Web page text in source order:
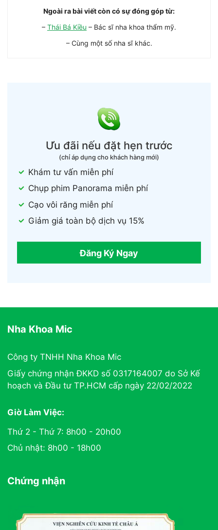
Ngoài ra bài viết còn có sự đóng góp từ:
– Thái Bá Kiều – Bác sĩ nha khoa thẩm mỹ.
– Cùng một số nha sĩ khác.
Ưu đãi nếu đặt hẹn trước
(chỉ áp dụng cho khách hàng mới)
Khám tư vấn miễn phí
Chụp phim Panorama miễn phí
Cạo vôi răng miễn phí
Giảm giá toàn bộ dịch vụ 15%
Đăng Ký Ngay
Nha Khoa Mic
Công ty TNHH Nha Khoa Mic
Giấy chứng nhận ĐKKD số 0317164007 do Sở Kế
hoạch và Đầu tư TP.HCM cấp ngày 22/02/2022
Giờ Làm Việc:
Thứ 2 - Thứ 7: 8h00 - 20h00
Chủ nhật: 8h00 - 18h00
Chứng nhận